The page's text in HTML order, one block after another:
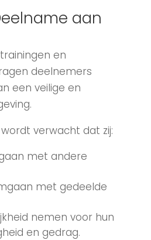
aan
en
deelnemers
een veilige en
verwacht dat zij:
met andere
met gedeelde
nemen voor hun
en gedrag.